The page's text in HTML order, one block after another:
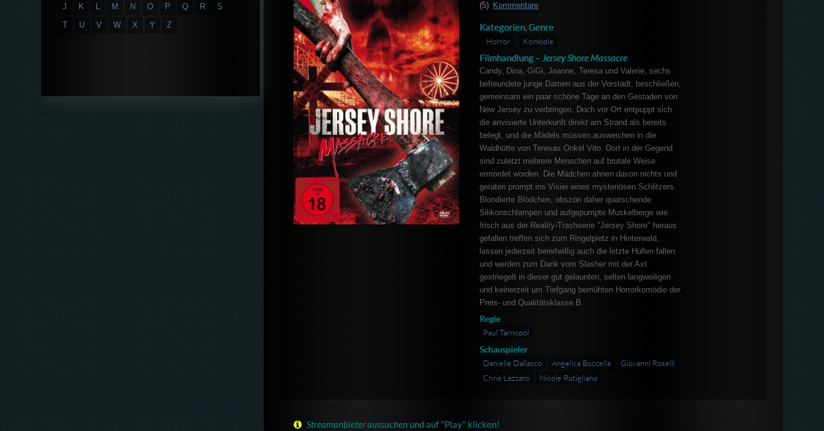
(5) Kommentare
Kategorien, Genre
Horror Komödie
Filmhandlung – Jersey Shore Massacre
Candy, Dina, GiGi, Joanne, Teresa und Valerie, sechs
befreundete junge Damen aus der Vorstadt, beschließen,
gemeinsam ein paar schöne Tage an den Gestaden von
New Jersey zu verbringen. Doch vor Ort entpuppt sich
die anvisierte Unterkunft direkt am Strand als bereits
belegt, und die Mädels müssen ausweichen in die
Waldhütte von Teresas Onkel Vito. Dort in der Gegend
sind zuletzt mehrere Menschen auf brutale Weise
ermordet worden. Die Mädchen ahnen davon nichts und
geraten prompt ins Visier eines mysteriösen Schlitzers.
Blondierte Blödchen, obszön daher quatschende
Silikonschlampen und aufgepumpte Muskelberge wie
frisch aus der Reality-Trashserie "Jersey Shore" heraus
gefallen treffen sich zum Ringelpietz in Hinterwald,
lassen jederzeit bereitwillig auch die letzte Hüllen fallen
und werden zum Dank vom Slasher mit der Axt
gestriegelt in dieser gut gelaunten, selten langweiligen
und keinerzeit um Tiefgang bemühten Horrorkomödie der
Preis- und Qualitätsklasse B.
Regie
Paul Tarnopol
Schauspieler
Danielle Dallacco Angelica Boccella
Giovanni Roselli
Chris Lazzaro
Nicole Rutigliano
Streamanbieter aussuchen und auf "Play" klicken!
J
K L M N O P Q R
S
T
U V W X Y Z